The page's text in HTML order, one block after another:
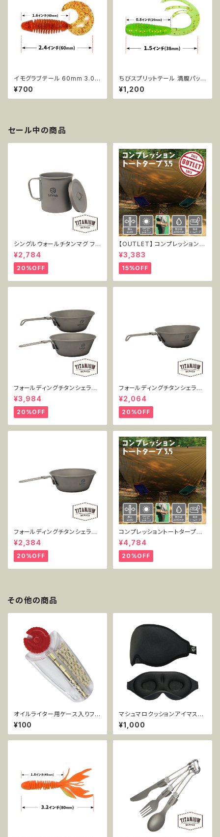
イモグラブテール 60mm 3.0g
6pcs AR40
¥700
ちびスプリットテール 満腹パック
38mm 0.7g 50pcs AR43
¥1,200
セール中の商品
シングルウォールチタンマグ フタ
付き 450ml MT-SWM450W
L
¥2,784
20%OFF
【OUTLET】 コンプレッショント
ートタープ3.5 TT-CT-005
¥3,383
15%OFF
フォールディングチタンシェラカ
ップ 300+450mlセット MT-F
SC2PC
¥3,984
20%OFF
フォールディングチタンシェラカ
ップ 300ml単品 MT-FSC300
¥2,064
20%OFF
フォールディングチタンシェラカ
ップ 450ml単品 MT-FSC450
¥2,384
20%OFF
コンプレッショントートタープ3.
5 TT-CT-005
¥4,784
20%OFF
その他の商品
オイルライター用ケース入りフリ
ントストーン(7粒)・交換用ウィッ
ク(1本) YXT-001
¥100
マシュマロクッションアイマスク
MCE-EM802
¥1,000